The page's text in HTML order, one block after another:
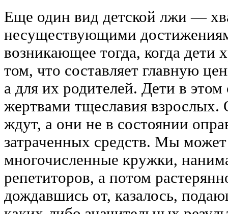
Еще один вид детской лжи —
несуществующими
возникающее тогда, когда
том, что составляет главную
а для их родителей. Дети в этом
жертвами тщеславия
ждут, а они не в состоянии
затраченных средств. Мы может
многочисленные кружки,
репетиторов, а потом
дождавшись от, казалось,